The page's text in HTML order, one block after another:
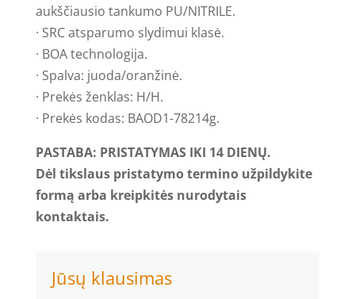
aukščiausio tankumo PU/NITRILE.
· SRC atsparumo slydimui klasė.
· BOA technologija.
· Spalva: juoda/oranžinė.
· Prekės ženklas: H/H.
· Prekės kodas: BAOD1-78214g.
PASTABA: PRISTATYMAS IKI 14 DIENŲ.
Dėl tikslaus pristatymo termino užpildykite
formą arba kreipkitės nurodytais
kontaktais.
Jūsų klausimas